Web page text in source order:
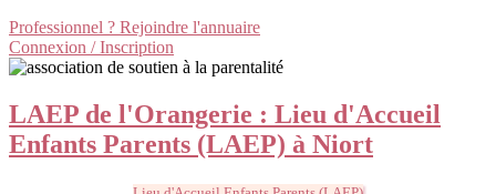
Professionnel ? Rejoindre l'annuaire
Connexion / Inscription
LAEP de l'Orangerie : Lieu d'Accueil
Enfants Parents (LAEP) à Niort